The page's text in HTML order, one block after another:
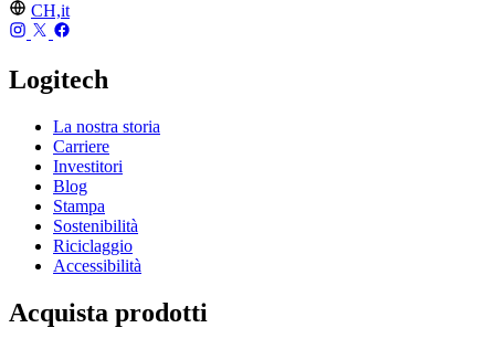
CH,it
Logitech
La nostra storia
Carriere
Investitori
Blog
Stampa
Sostenibilità
Riciclaggio
Accessibilità
Acquista prodotti